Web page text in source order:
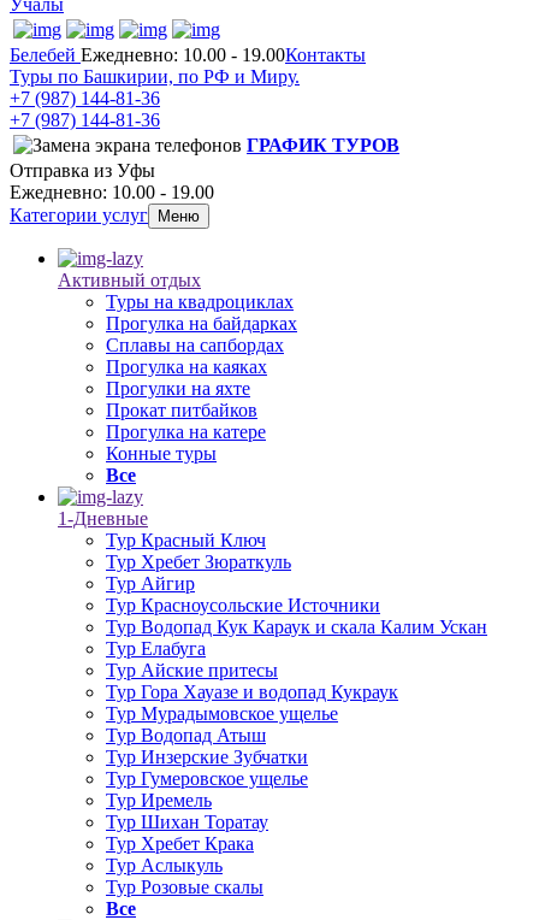
Учалы
Белебей Ежедневно: 10.00 - 19.00Контакты
Туры по Башкирии, по РФ и Миру.
+7 (987) 144-81-36
+7 (987) 144-81-36
ГРАФИК ТУРОВ
Отправка из Уфы
Ежедневно: 10.00 - 19.00
Категории услуг
Меню
Активный отдых
Туры на квадроциклах
Прогулка на байдарках
Сплавы на сапбордах
Прогулка на каяках
Прогулки на яхте
Прокат питбайков
Прогулка на катере
Конные туры
Все
1-Дневные
Тур Красный Ключ
Тур Хребет Зюраткуль
Тур Айгир
Тур Красноусольские Источники
Тур Водопад Кук Караук и скала Калим Ускан
Тур Елабуга
Тур Айские притесы
Тур Гора Хауазе и водопад Кукраук
Тур Мурадымовское ущелье
Тур Водопад Атыш
Тур Инзерские Зубчатки
Тур Гумеровское ущелье
Тур Иремель
Тур Шихан Торатау
Тур Хребет Крака
Тур Аслыкуль
Тур Розовые скалы
Все